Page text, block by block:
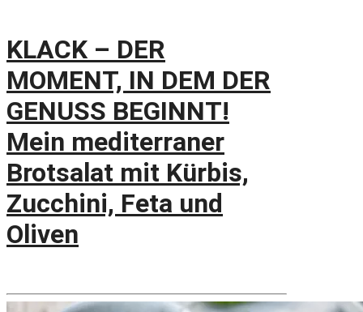
KLACK – DER
MOMENT, IN DEM DER
GENUSS BEGINNT!
Mein mediterraner
Brotsalat mit Kürbis,
Zucchini, Feta und
Oliven